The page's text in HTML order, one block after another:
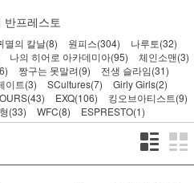
반프레스토
멸의 칼날(8) 원피스(304)
나루토(32)
나의 히어로 아카데미아(95)
체인소맨(3)
짱구는 못말려(9)
전생 슬라임(31)
이트(3) SCultures(7)
Girly Girls(2)
EXQ(106)
킹오브아티스트(9)
(33) WFC(8) ESPRESTO(1)